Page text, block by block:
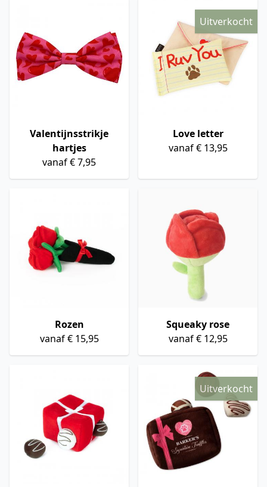
Valentijnsstrikje
hartjes
vanaf € 7,95
Love letter
vanaf € 13,95
Uitverkocht
Rozen
vanaf € 15,95
Squeaky rose
vanaf € 12,95
Uitverkocht